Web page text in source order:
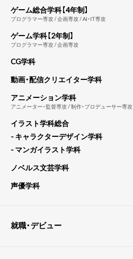
ゲーム総合学科【4年制】
プログラマー専攻 / 企画専攻 / AI・IT専攻
ゲーム学科【2年制】
プログラマー専攻 / 企画専攻
CG学科
動画・配信クリエイター学科
アニメーション学科
アニメーター・監督専攻 / 制作・プロデューサー専攻
イラスト学科総合
- キャラクターデザイン学科
- マンガイラスト学科
ノベルス文芸学科
声優学科
就職・デビュー